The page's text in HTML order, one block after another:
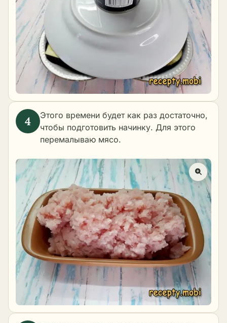
Этого времени будет как раз достаточно,
чтобы подготовить начинку. Для этого
перемалываю мясо.